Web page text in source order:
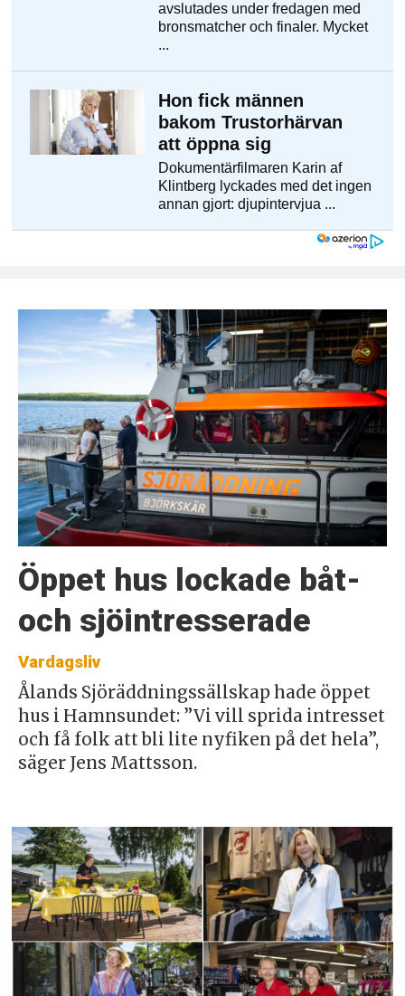
Öppet hus lockade båt-
och sjöintresserade
Vardagsliv
Ålands Sjöräddningssällskap hade öppet
hus i Hamnsundet: ”Vi vill sprida intresset
och få folk att bli lite nyfiken på det hela”,
säger Jens Mattsson.